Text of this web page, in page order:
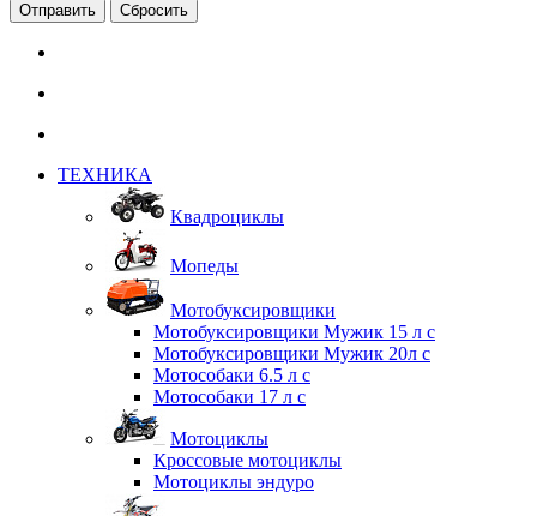
Сбросить
ТЕХНИКА
Квадроциклы
Мопеды
Мотобуксировщики
Мотобуксировщики Мужик 15 л с
Мотобуксировщики Мужик 20л с
Мотособаки 6.5 л с
Мотособаки 17 л с
Мотоциклы
Кроссовые мотоциклы
Мотоциклы эндуро